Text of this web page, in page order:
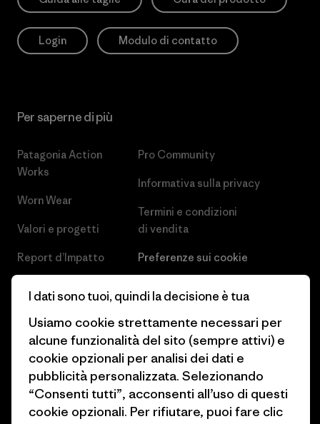
Login Modulo di contatto
Per saperne di più
Patagonia Action
Works
Worn Wear
Valori e progetti
Report d’Impatto
Obiettivi climatici
1% For The Planet
Come finanziamo
Buoni regalo
Pro Community
Informativa sulla privacy
Termini e condizioni
di vendita
Preferenze sui cookie
Industry program
Programma di affiliazione
Patagonia Svizzera Mappa del
sito
I dati sono tuoi, quindi la decisione è tua
Usiamo cookie strettamente necessari per
alcune funzionalità del sito (sempre attivi) e
cookie opzionali per analisi dei dati e
pubblicità personalizzata. Selezionando
“Consenti tutti”, acconsenti all’uso di questi
cookie opzionali. Per rifiutare, puoi fare clic